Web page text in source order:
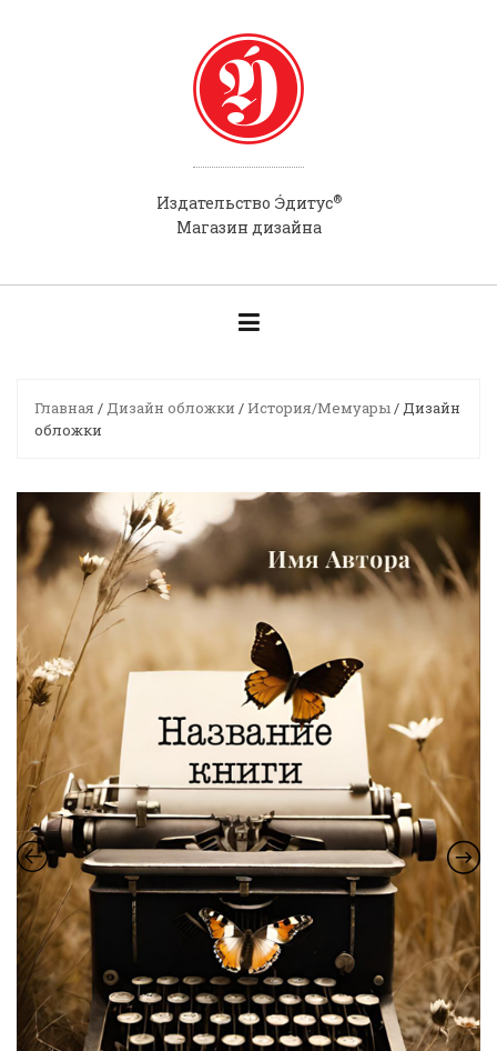
Издательство Э́дитус®
Магазин дизайна
Главная /Дизайн обложки /История/Мемуары/ Дизайн
обложки